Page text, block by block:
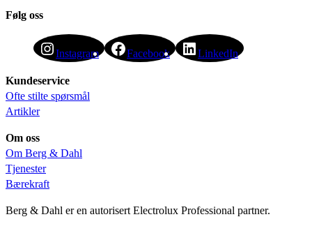
Følg oss
Instagram Facebook LinkedIn
Kundeservice
Ofte stilte spørsmål
Artikler
Om oss
Om Berg & Dahl
Tjenester
Bærekraft
Berg & Dahl er en autorisert Electrolux Professional partner.